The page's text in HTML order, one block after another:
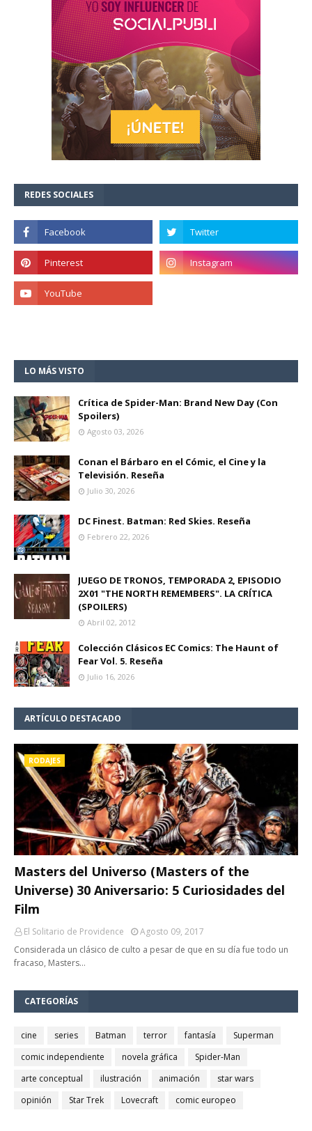
REDES SOCIALES
LO MÁS VISTO
Crítica de Spider-Man: Brand New Day (Con
Spoilers)
Agosto 03, 2026
Conan el Bárbaro en el Cómic, el Cine y la
Televisión. Reseña
Julio 30, 2026
DC Finest. Batman: Red Skies. Reseña
Febrero 22, 2026
JUEGO DE TRONOS, TEMPORADA 2, EPISODIO
2X01 "THE NORTH REMEMBERS". LA CRÍTICA
(SPOILERS)
Abril 02, 2012
Colección Clásicos EC Comics: The Haunt of
Fear Vol. 5. Reseña
Julio 16, 2026
ARTÍCULO DESTACADO
RODAJES
Masters del Universo (Masters of the
Universe) 30 Aniversario: 5 Curiosidades del
Film
El Solitario de Providence
Agosto 09, 2017
Considerada un clásico de culto a pesar de que en su día fue todo un
fracaso, Masters…
CATEGORÍAS
cine series Batman terror fantasía
Superman
comic independiente
novela gráfica
Spider-Man
arte conceptual
ilustración animación
star wars
opinión
Star Trek Lovecraft comic europeo